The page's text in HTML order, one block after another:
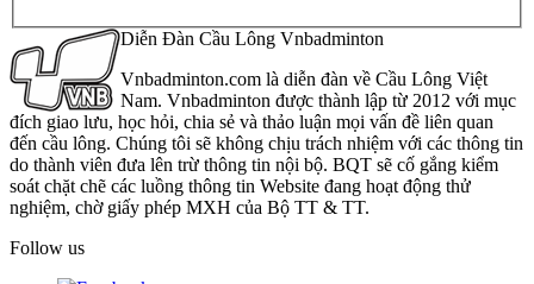
Diễn Đàn Cầu Lông Vnbadminton
Vnbadminton.com là diễn đàn về Cầu Lông Việt
Nam. Vnbadminton được thành lập từ 2012 với mục
đích giao lưu, học hỏi, chia sẻ và thảo luận mọi vấn đề liên quan
đến cầu lông. Chúng tôi sẽ không chịu trách nhiệm với các thông tin
do thành viên đưa lên trừ thông tin nội bộ. BQT sẽ cố gắng kiểm
soát chặt chẽ các luồng thông tin Website đang hoạt động thử
nghiệm, chờ giấy phép MXH của Bộ TT & TT.
Follow us